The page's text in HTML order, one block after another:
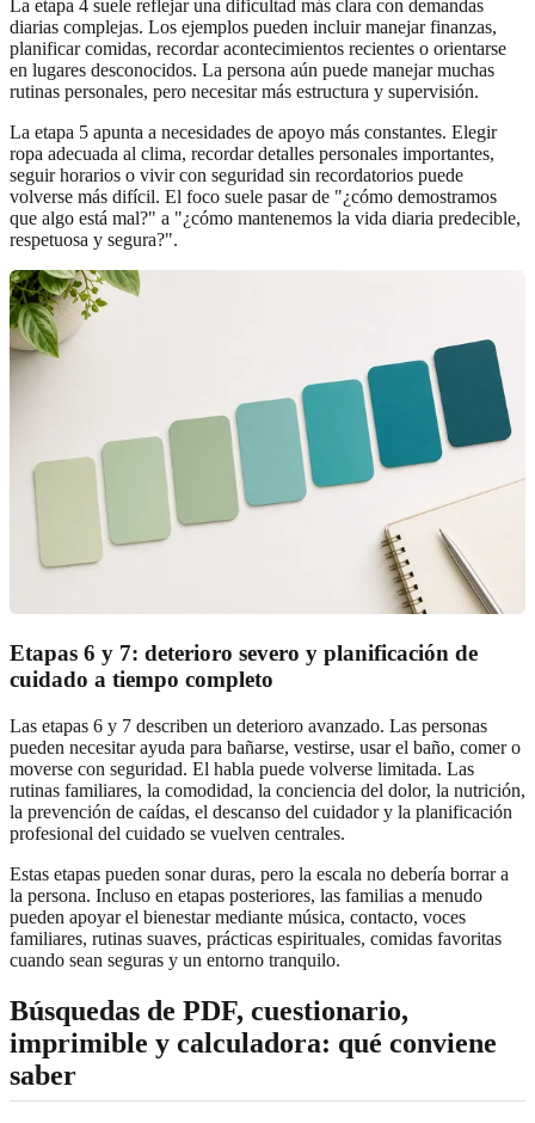
La etapa 4 suele reflejar una dificultad más clara con demandas
diarias complejas. Los ejemplos pueden incluir manejar finanzas,
planificar comidas, recordar acontecimientos recientes o orientarse
en lugares desconocidos. La persona aún puede manejar muchas
rutinas personales, pero necesitar más estructura y supervisión.
La etapa 5 apunta a necesidades de apoyo más constantes. Elegir
ropa adecuada al clima, recordar detalles personales importantes,
seguir horarios o vivir con seguridad sin recordatorios puede
volverse más difícil. El foco suele pasar de "¿cómo demostramos
que algo está mal?" a "¿cómo mantenemos la vida diaria predecible,
respetuosa y segura?".
Etapas 6 y 7: deterioro severo y planificación de
cuidado a tiempo completo
Las etapas 6 y 7 describen un deterioro avanzado. Las personas
pueden necesitar ayuda para bañarse, vestirse, usar el baño, comer o
moverse con seguridad. El habla puede volverse limitada. Las
rutinas familiares, la comodidad, la conciencia del dolor, la nutrición,
la prevención de caídas, el descanso del cuidador y la planificación
profesional del cuidado se vuelven centrales.
Estas etapas pueden sonar duras, pero la escala no debería borrar a
la persona. Incluso en etapas posteriores, las familias a menudo
pueden apoyar el bienestar mediante música, contacto, voces
familiares, rutinas suaves, prácticas espirituales, comidas favoritas
cuando sean seguras y un entorno tranquilo.
Búsquedas de PDF, cuestionario,
imprimible y calculadora: qué conviene
saber